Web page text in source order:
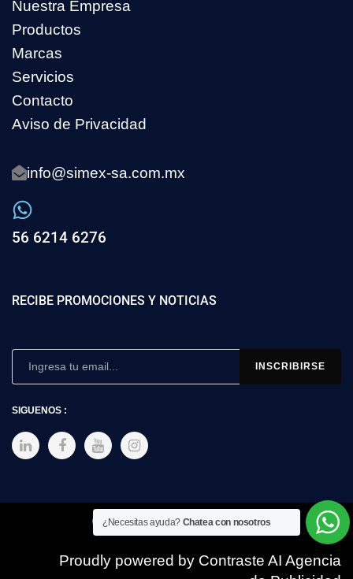
Nuestra Empresa
Productos
Marcas
Servicios
Contacto
Aviso de Privacidad
info@simex-sa.com.mx
56 6214 6276
RECIBE PROMOCIONES Y NOTICIAS
SIGUENOS :
Copyright © 2025 SIMEX
Proudly powered by Contraste AI Agencia
¿Necesitas ayuda? Chatea con nosotros